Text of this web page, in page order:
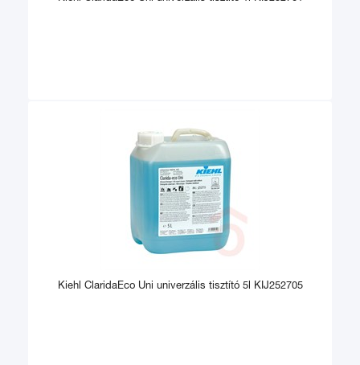
Kiehl ClaridaEco Uni univerzális tisztító 5l KIJ252705